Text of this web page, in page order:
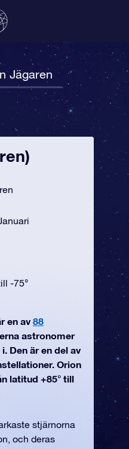
Jägaren
-75°
en av 88
astronomer
Den är en del av
Orion
latitud +85° till
stjärnorna
och deras